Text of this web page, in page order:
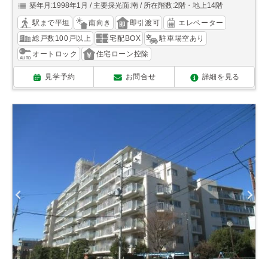
築年月:1998年1月
主要採光面:南 所在階数:2階・地上14階
駅まで平坦 南向き 即引渡可
エレベーター
総戸数100戸以上
宅配BOX
駐車場空あり
オートロック
住宅ローン控除
見学予約 お問合せ 詳細を見る